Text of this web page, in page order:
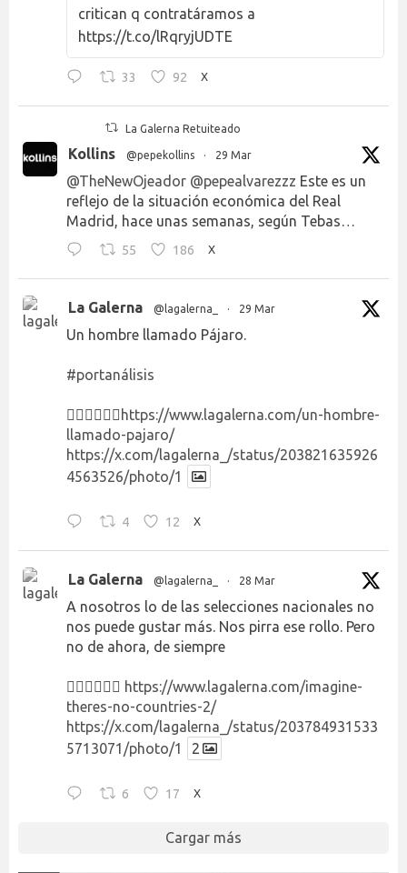
critican q contratáramos a
https://t.co/lRqryjUDTE
33 92 X
La Galerna Retuiteado
Kollins @pepekollins · 29 Mar
@TheNewOjeador @pepealvarezzz Este es un
reflejo de la situación económica del Real
Madrid, hace unas semanas, según Tebas…
55 186 X
La Galerna @lagalerna_ · 29 Mar
Un hombre llamado Pájaro.
#portanálisis
👉🏻👉🏻👉🏻 https://www.lagalerna.com/un-hombre-
llamado-pajaro/
https://x.com/lagalerna_/status/203821635926
4563526/photo/1
4 12 X
La Galerna @lagalerna_ · 28 Mar
A nosotros lo de las selecciones nacionales no
nos puede gustar más. Nos pirra ese rollo. Pero
no de ahora, de siempre
👉🏻👉🏻👉🏻 https://www.lagalerna.com/imagine-
theres-no-countries-2/
https://x.com/lagalerna_/status/203784931533
5713071/photo/1
2
6 17 X
Cargar más